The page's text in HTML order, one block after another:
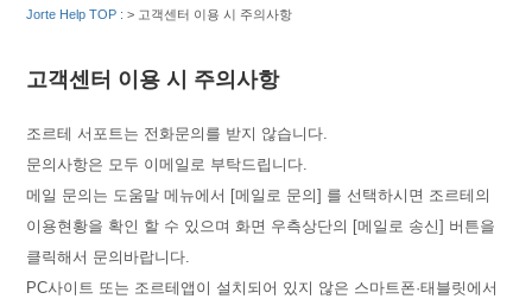
Jorte Help TOP :> 고객센터 이용 시 주의사항
고객센터 이용 시 주의사항
조르테 서포트는 전화문의를 받지 않습니다.
문의사항은 모두 이메일로 부탁드립니다.
메일 문의는 도움말 메뉴에서 [메일로 문의] 를 선택하시면 조르테의
이용현황을 확인 할 수 있으며 화면 우측상단의 [메일로 송신] 버튼을
클릭해서 문의바랍니다.
PC사이트 또는 조르테앱이 설치되어 있지 않은 스마트폰·태블릿에서